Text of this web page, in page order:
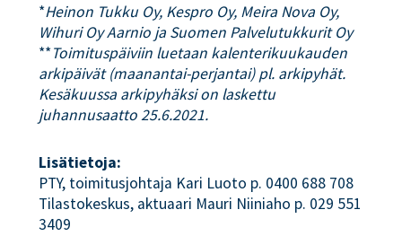
*Heinon Tukku Oy, Kespro Oy, Meira Nova Oy,
Wihuri Oy Aarnio ja Suomen Palvelutukkurit Oy
**Toimituspäiviin luetaan kalenterikuukauden
arkipäivät (maanantai-perjantai) pl. arkipyhät.
Kesäkuussa arkipyhäksi on laskettu
juhannusaatto 25.6.2021.
Lisätietoja:
PTY, toimitusjohtaja Kari Luoto p. 0400 688 708
Tilastokeskus, aktuaari Mauri Niiniaho p. 029 551
3409